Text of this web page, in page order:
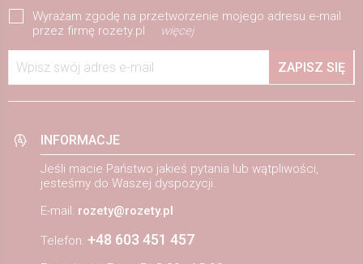
Wyrażam zgodę na przetworzenie mojego adresu e-mail
przez firmę rozety.pl
więcej
Wpisz swój adres e-mail ZAPISZ SIĘ
INFORMACJE
Jeśli macie Państwo jakieś pytania lub wątpliwości,
jesteśmy do Waszej dyspozycji.
E-mail: rozety@rozety.pl
Telefon: +48 603 451 457